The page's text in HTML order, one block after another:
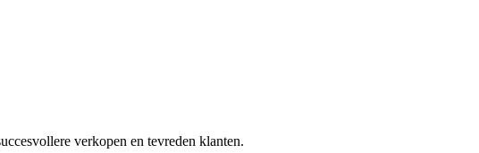
verkopen en tevreden klanten.